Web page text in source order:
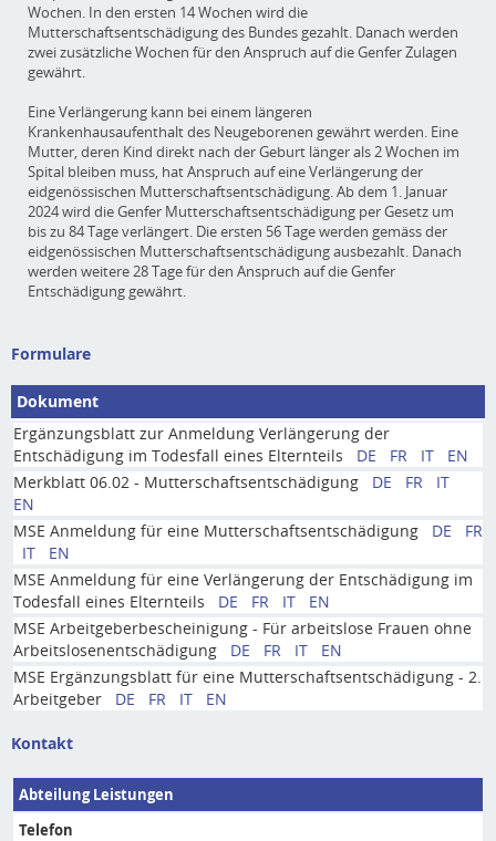
Wochen. In den ersten 14 Wochen wird die
Mutterschaftsentschädigung des Bundes gezahlt. Danach werden
zwei zusätzliche Wochen für den Anspruch auf die Genfer Zulagen
gewährt.
Eine Verlängerung kann bei einem längeren
Krankenhausaufenthalt des Neugeborenen gewährt werden. Eine
Mutter, deren Kind direkt nach der Geburt länger als 2 Wochen im
Spital bleiben muss, hat Anspruch auf eine Verlängerung der
eidgenössischen Mutterschaftsentschädigung. Ab dem 1. Januar
2024 wird die Genfer Mutterschaftsentschädigung per Gesetz um
bis zu 84 Tage verlängert. Die ersten 56 Tage werden gemäss der
eidgenössischen Mutterschaftsentschädigung ausbezahlt. Danach
werden weitere 28 Tage für den Anspruch auf die Genfer
Entschädigung gewährt.
Formulare
Dokument
Ergänzungsblatt zur Anmeldung Verlängerung der
Entschädigung im Todesfall eines Elternteils DE FR IT
EN
Merkblatt 06.02 - Mutterschaftsentschädigung DE FR
IT
EN
MSE Anmeldung für eine Mutterschaftsentschädigung DE
FR
IT
EN
MSE Anmeldung für eine Verlängerung der Entschädigung im
Todesfall eines Elternteils DE FR IT
EN
MSE Arbeitgeberbescheinigung - Für arbeitslose Frauen ohne
Arbeitslosenentschädigung DE FR IT
EN
MSE Ergänzungsblatt für eine Mutterschaftsentschädigung - 2.
Arbeitgeber DE FR IT EN
Kontakt
Abteilung Leistungen
Telefon